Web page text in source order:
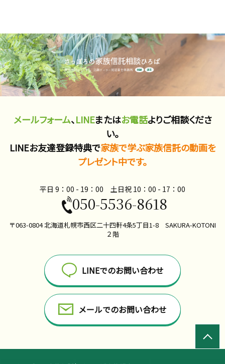
メールフォーム、LINEまたはお電話よりご相談くださ
い。
LINEお友達登録特典で家族で学ぶ家族信託の動画を
プレゼント中です。
平日 9：00 - 19：00 土日祝 10：00​ - 17：00
050-5536-8618
〒063-0804 北海道札幌市西区二十四軒4条5丁目1-8 SAKURA-KOTONI
２階
LINEでのお問い合わせ
メールでのお問い合わせ